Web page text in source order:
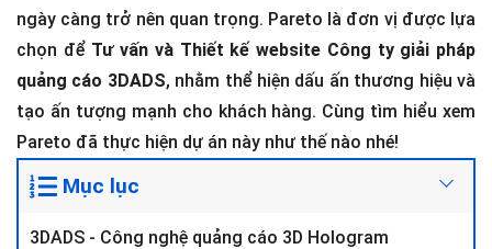
ngày càng trở nên quan trọng. Pareto là đơn vị được lựa
chọn để Tư vấn và Thiết kế website Công ty giải pháp
quảng cáo 3DADS, nhằm thể hiện dấu ấn thương hiệu và
tạo ấn tượng mạnh cho khách hàng. Cùng tìm hiểu xem
Pareto đã thực hiện dự án này như thế nào nhé!
Mục lục
3DADS - Công nghệ quảng cáo 3D Hologram